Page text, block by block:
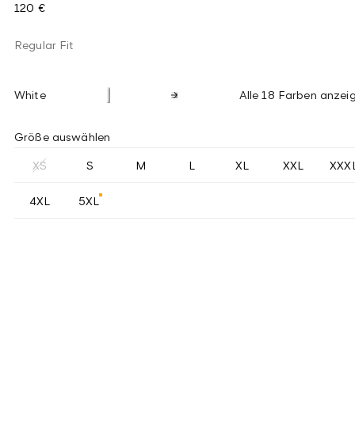
120 €
Regular Fit
White Alle 18 Farben
Größe auswählen
XS S M L XL XXL
4XL 5XL